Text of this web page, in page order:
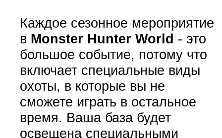
Каждое сезонное мероприятие
в Monster Hunter World - это
большое событие, потому что
включает специальные виды
охоты, в которые вы не
сможете играть в остальное
время. Ваша база будет
освещена специальными